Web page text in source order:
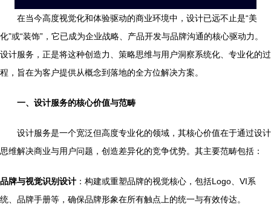
在当今高度视觉化和体验驱动的商业环境中，设计已远不止是“美
化”或“装饰”，它已成为企业战略、产品开发与品牌沟通的核心驱动力。
设计服务，正是将这种创造力、策略思维与用户洞察系统化、专业化的过
程，旨在为客户提供从概念到落地的全方位解决方案。
一、设计服务的核心价值与范畴
设计服务是一个宽泛但高度专业化的领域，其核心价值在于通过设计
思维解决商业与用户问题，创造差异化的竞争优势。其主要范畴包括：
品牌与视觉识别设计 ：构建或重塑品牌的视觉核心，包括Logo、VI系
统、品牌手册等，确保品牌形象在所有触点上的统一与有效传达。